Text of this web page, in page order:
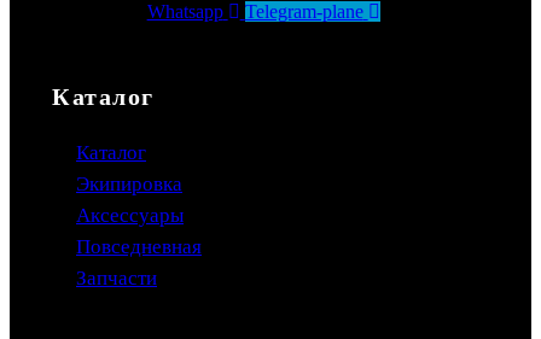
Whatsapp Telegram-plane
Каталог
Каталог
Экипировка
Аксессуары
Повседневная
Запчасти